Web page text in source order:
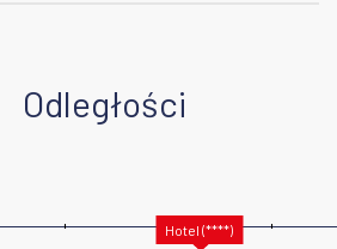
Odległości